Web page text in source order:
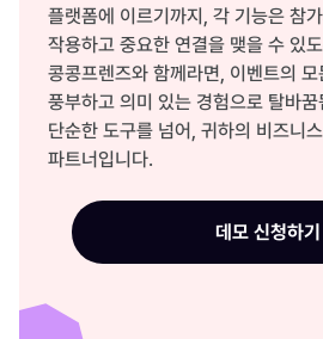
플랫폼에 이르기까지, 각 기능은 참
작용하고 중요한 연결을 맺을 수 있
콩콩프렌즈와 함께라면, 이벤트의
풍부하고 의미 있는 경험으로 탈바
단순한 도구를 넘어, 귀하의 비즈니
파트너입니다.
데모 신청하기